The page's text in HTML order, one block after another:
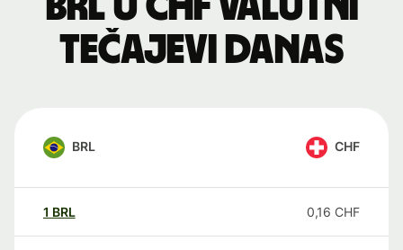
tečajevi danas
BRL CHF
1 BRL 0,16 CHF